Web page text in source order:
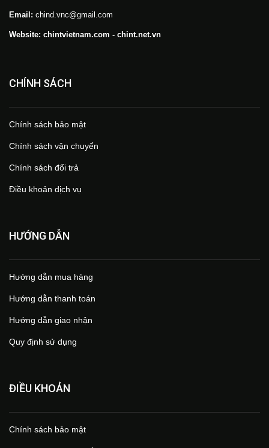
Email: chind.vnc@gmail.com
Website: chintvietnam.com - chint.net.vn
CHÍNH SÁCH
Chính sách bảo mật
Chính sách vận chuyển
Chính sách đổi trả
Điều khoản dịch vụ
HƯỚNG DẪN
Hướng dẫn mua hàng
Hướng dẫn thanh toán
Hướng dẫn giao nhận
Quy định sử dụng
ĐIỀU KHOẢN
Chính sách bảo mật